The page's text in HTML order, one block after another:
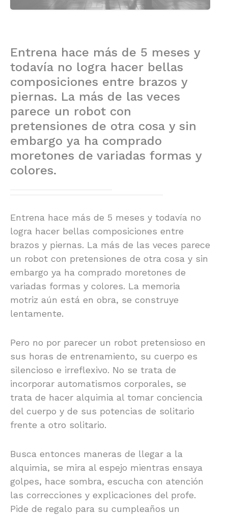
Entrena hace más de 5 meses y
todavía no logra hacer bellas
composiciones entre brazos y
piernas. La más de las veces
parece un robot con
pretensiones de otra cosa y sin
embargo ya ha comprado
moretones de variadas formas y
colores.
Entrena hace más de 5 meses y todavía no
logra hacer bellas composiciones entre
brazos y piernas. La más de las veces parece
un robot con pretensiones de otra cosa y sin
embargo ya ha comprado moretones de
variadas formas y colores. La memoria
motriz aún está en obra, se construye
lentamente.
Pero no por parecer un robot pretensioso en
sus horas de entrenamiento, su cuerpo es
silencioso e irreflexivo. No se trata de
incorporar automatismos corporales, se
trata de hacer alquimia al tomar conciencia
del cuerpo y de sus potencias de solitario
frente a otro solitario.
Busca entonces maneras de llegar a la
alquimia, se mira al espejo mientras ensaya
golpes, hace sombra, escucha con atención
las correcciones y explicaciones del profe.
Pide de regalo para su cumpleaños un